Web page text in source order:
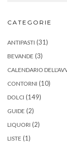
CATEGORIE
ANTIPASTI (31)
BEVANDE (3)
CALENDARIO
CONTORNI (10)
DOLCI (149)
GUIDE (2)
LIQUORI (2)
LISTE (1)